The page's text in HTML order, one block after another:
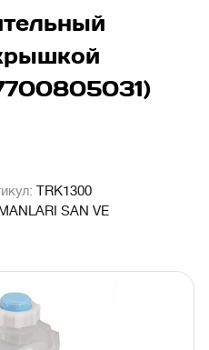
TRK1300
SAN VE